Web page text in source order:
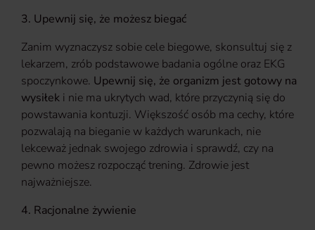
3. Upewnij się, że możesz biegać
Zanim wyznaczysz sobie cele biegowe, skonsultuj się z
lekarzem, zrób podstawowe badania ogólne oraz EKG
spoczynkowe. Upewnij się, że organizm jest gotowy na
wysiłek i nie ma ukrytych wad, które przyczynią się do
powstawania kontuzji. Większość osób ma cechy, które
pozwalają na bieganie w każdych warunkach, nie
lekceważ jednak swojego zdrowia i sprawdź, czy na
pewno możesz rozpocząć trening. Zdrowie jest
najważniejsze.
4. Racjonalne żywienie